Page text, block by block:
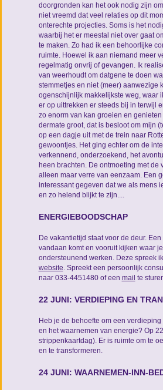
doorgronden kan het ook nodig zijn
niet vreemd dat veel relaties op dit
onterechte projecties. Soms is het
waarbij het er meestal niet over gaat
te maken. Zo had ik een behoorlijke
ruimte. Hoewel ik aan niemand meer
regelmatig onvrij of gevangen. Ik
van weerhoudt om datgene te doen
stemmetjes en niet (meer) aanwezige
ogenschijnlijk makkelijkste weg, waar
er op uittrekken er steeds bij in terwijl
zo enorm van kan groeien en
dermate groot, dat is besloot om mijn
op een dagje uit met de trein naar
gewoontjes. Het ging echter om de
verkennend, onderzoekend, het
heen brachten. De ontmoeting met
alleen maar verre van eenzaam. Een
interessant gegeven dat we als mens
en zo helend blijkt te zijn....
ENERGIEBOODSCHAP
De vakantietijd staat voor de deur.
vandaan komt en vooruit kijken waar
ondersteunend werken. Deze spreek
website. Spreekt een persoonlijk
naar 033-4451480 of een mail te
22 JUNI: VERDIEPING EN
Heb je de behoefte om een
en het waarnemen van energie? Op
strippenkaartdag). Er is ruimte om te
en te transformeren.
24 JUNI: WAARNEMEN-INN-